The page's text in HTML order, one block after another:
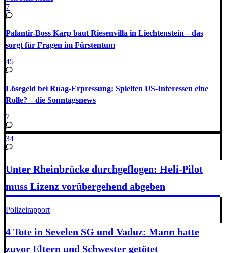
7
Palantir-Boss Karp baut Riesenvilla in Liechtenstein – das
sorgt für Fragen im Fürstentum
45
Lösegeld bei Ruag-Erpressung: Spielten US-Interessen eine
Rolle? – die Sonntagsnews
7
34
Unter Rheinbrücke durchgeflogen: Heli-Pilot
muss Lizenz vorübergehend abgeben
Polizeirapport
4 Tote in Sevelen SG und Vaduz: Mann hatte
zuvor Eltern und Schwester getötet